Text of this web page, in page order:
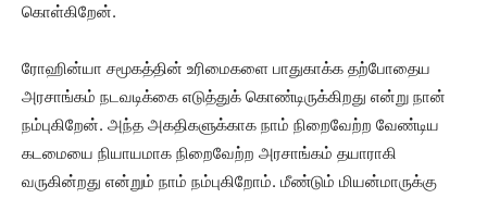
கொள்கிறேன்.
ரோஹின்யா சமூகத்தின் உரிமைகளை பாதுகாக்க தற்போதைய
அரசாங்கம் நடவடிக்கை எடுத்துக் கொண்டிருக்கிறது என்று நான்
நம்புகிறேன். அந்த அகதிகளுக்காக நாம் நிறைவேற்ற வேண்டிய
கடமையை நியாயமாக நிறைவேற்ற அரசாங்கம் தயாராகி
வருகின்றது என்றும் நாம் நம்புகிறோம். மீண்டும் மியன்மாருக்கு